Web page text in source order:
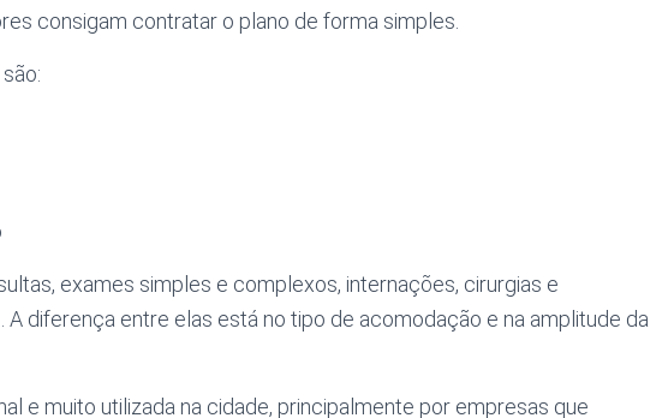
consigam contratar o plano de forma simples.
exames simples e complexos, internações, cirurgias e
A diferença entre elas está no tipo de acomodação e na amplitude da
e muito utilizada na cidade, principalmente por empresas que